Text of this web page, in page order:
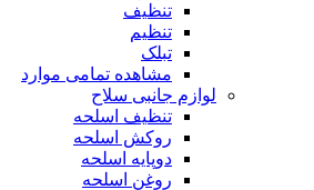
تنظیف
تنظیم
تبلک
مشاهده تمامی موارد
لوازم جانبی سلاح
تنظیف اسلحه
روکش اسلحه
دوپایه اسلحه
روغن اسلحه